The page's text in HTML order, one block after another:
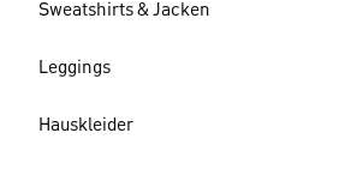
Sweatshirts & Jacken
Leggings
Hauskleider